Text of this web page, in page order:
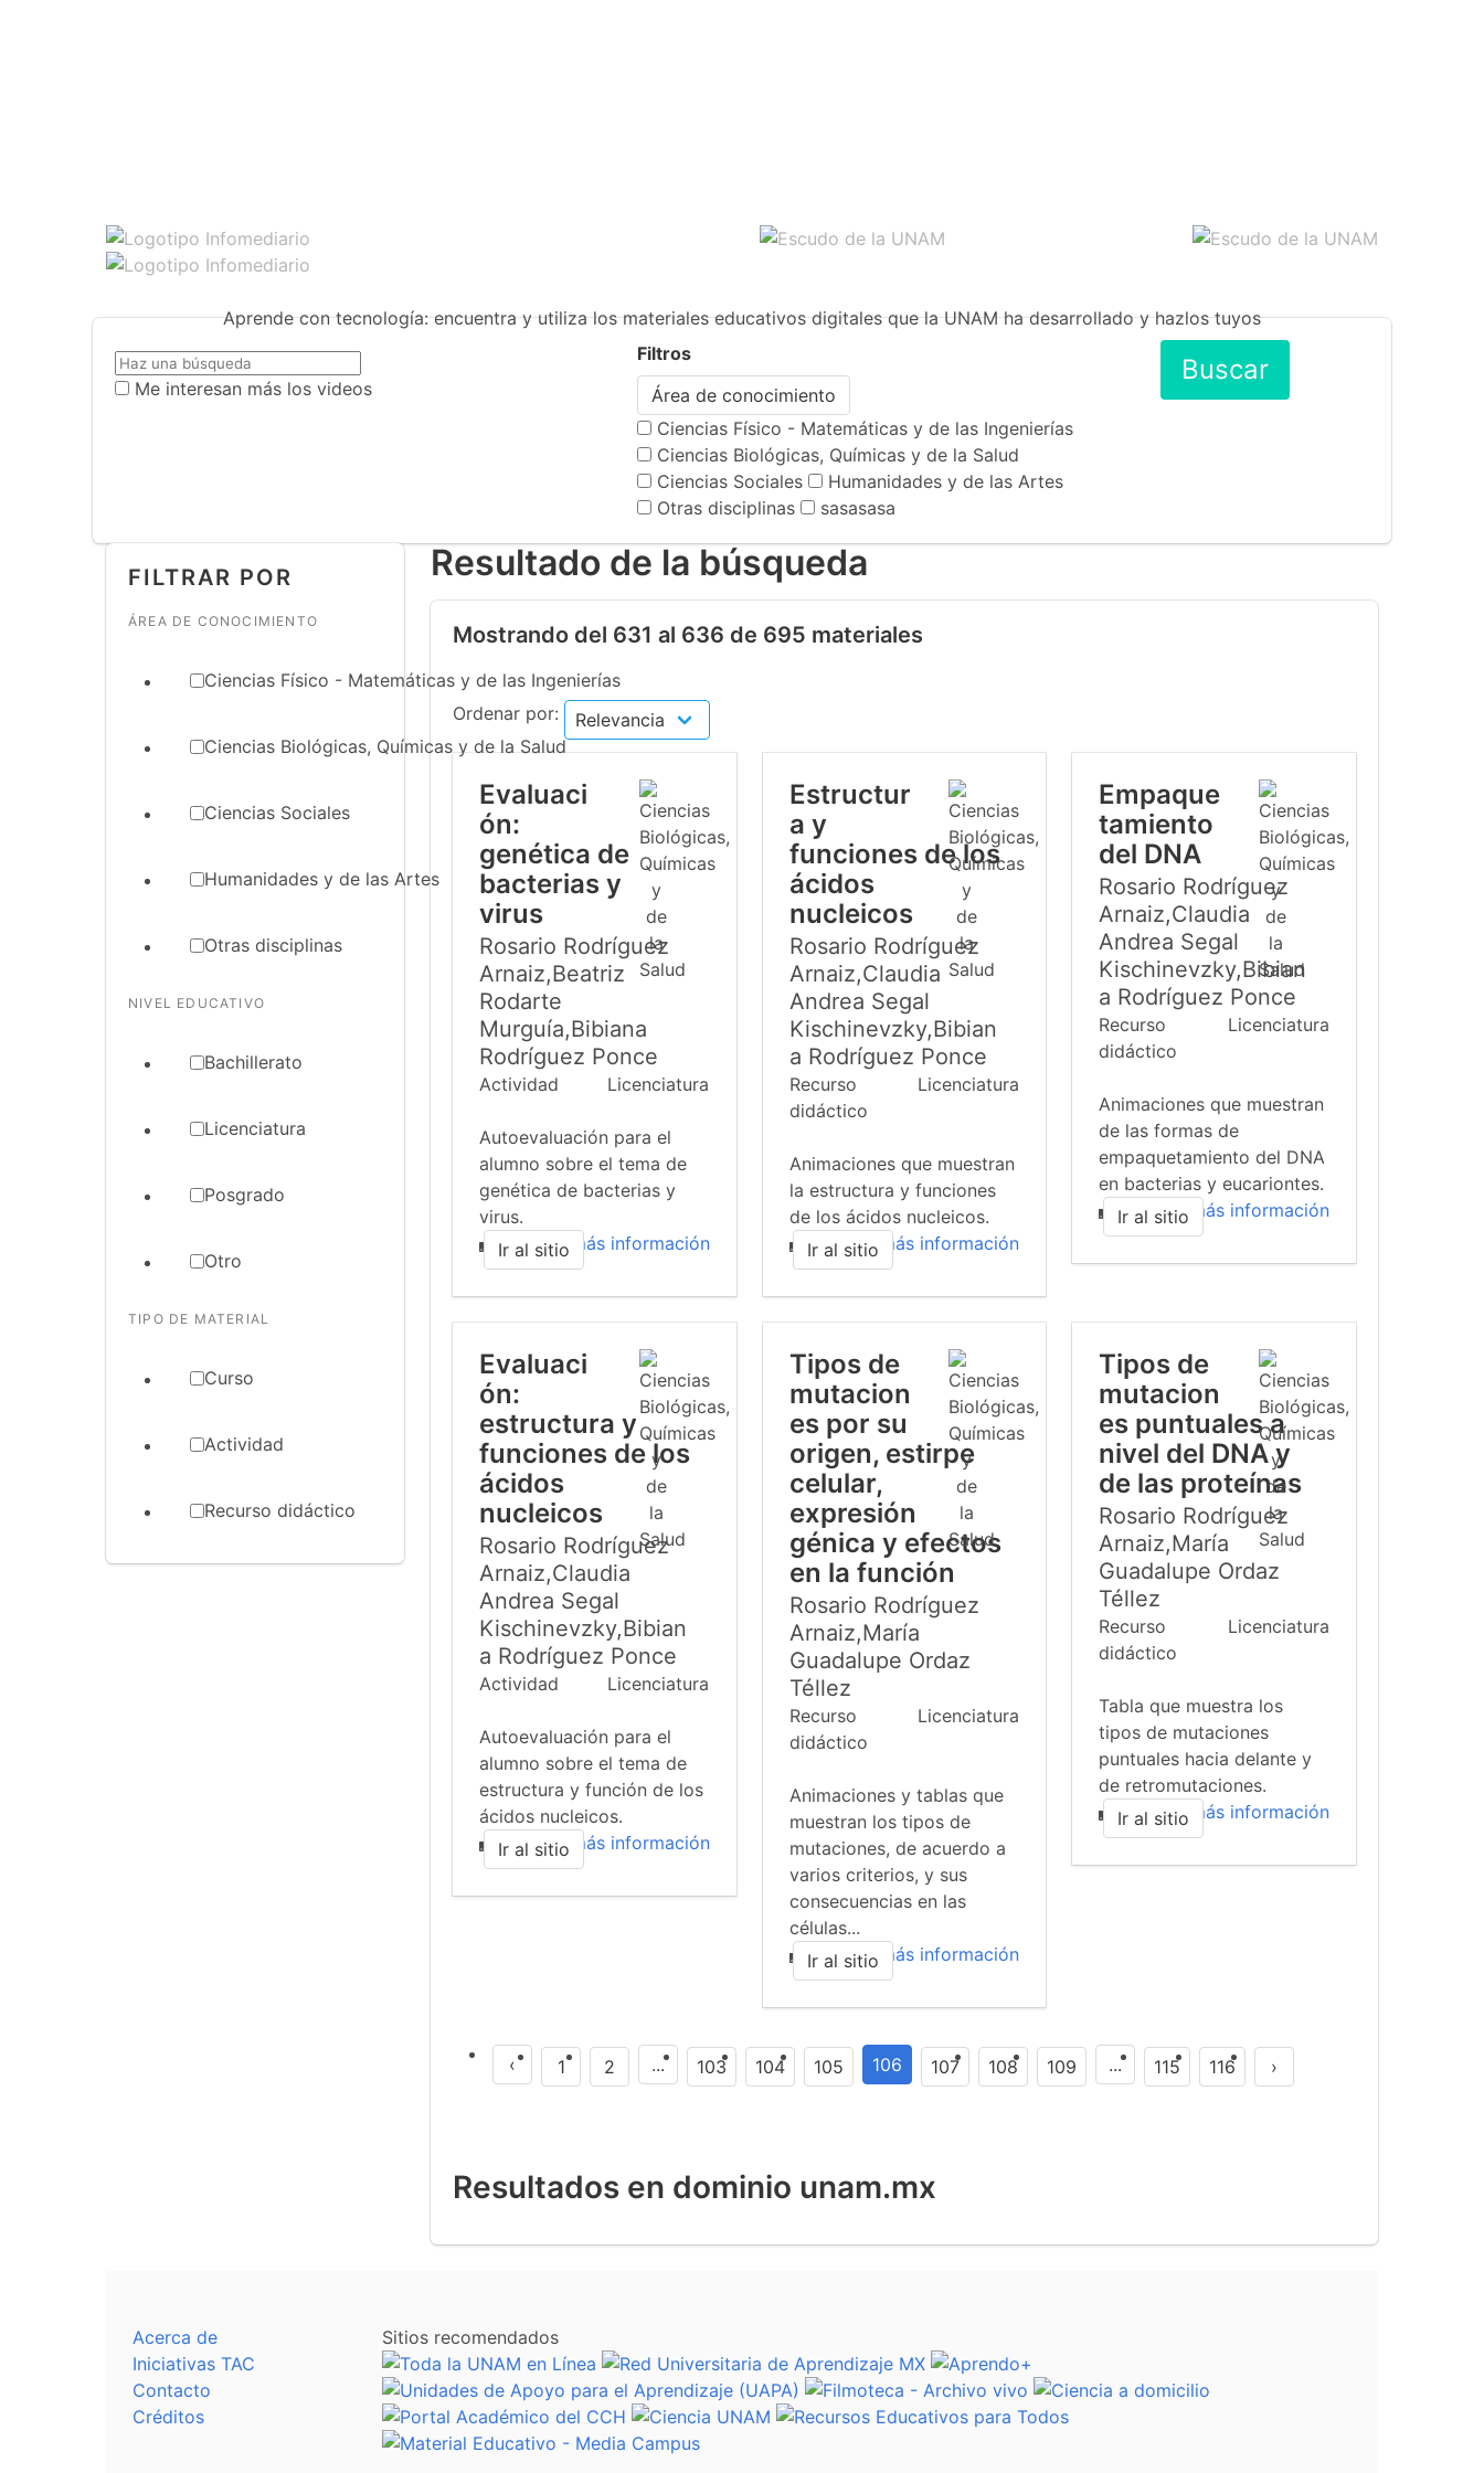
Aprende con tecnología: encuentra y utiliza los materiales educativos digitales que la UNAM ha desarrollado y hazlos tuyos
Me interesan más los videos
Filtros
Área de conocimiento
Ciencias Físico - Matemáticas y de las Ingenierías
Ciencias Biológicas, Químicas y de la Salud
Ciencias Sociales
Humanidades y de las Artes
Otras disciplinas
sasasasa
Buscar
FILTRAR POR
ÁREA DE CONOCIMIENTO
Ciencias Físico - Matemáticas y de las Ingenierías
Ciencias Biológicas, Químicas y de la Salud
Ciencias Sociales
Humanidades y de las Artes
Otras disciplinas
NIVEL EDUCATIVO
Bachillerato
Licenciatura
Posgrado
Otro
TIPO DE MATERIAL
Curso
Actividad
Recurso didáctico
Resultado de la búsqueda
Mostrando del 631 al 636 de 695 materiales
Ordenar por:
Evaluaci
ón:
genética de
bacterias y
virus
Rosario Rodríguez
Arnaiz,Beatriz
Rodarte
Murguía,Bibiana
Rodríguez Ponce
Actividad Licenciatura
Autoevaluación para el
alumno sobre el tema de
genética de bacterias y
virus.
más información
Ir al sitio
Estructur
a y
funciones de los
ácidos
nucleicos
Rosario Rodríguez
Arnaiz,Claudia
Andrea Segal
Kischinevzky,Bibian
a Rodríguez Ponce
Recurso
didáctico
Licenciatura
Animaciones que muestran
la estructura y funciones
de los ácidos nucleicos.
más información
Ir al sitio
Empaque
tamiento
del DNA
Rosario Rodríguez
Arnaiz,Claudia
Andrea Segal
Kischinevzky,Bibian
a Rodríguez Ponce
Recurso
didáctico
Licenciatura
Animaciones que muestran
de las formas de
empaquetamiento del DNA
en bacterias y eucariontes.
más información
Ir al sitio
Evaluaci
ón:
estructura y
funciones de los
ácidos
nucleicos
Rosario Rodríguez
Arnaiz,Claudia
Andrea Segal
Kischinevzky,Bibian
a Rodríguez Ponce
Actividad Licenciatura
Autoevaluación para el
alumno sobre el tema de
estructura y función de los
ácidos nucleicos.
más información
Ir al sitio
Tipos de
mutacion
es por su
origen, estirpe
celular,
expresión
génica y efectos
en la función
Rosario Rodríguez
Arnaiz,María
Guadalupe Ordaz
Téllez
Recurso
didáctico
Licenciatura
Animaciones y tablas que
muestran los tipos de
mutaciones, de acuerdo a
varios criterios, y sus
consecuencias en las
células...
más información
Ir al sitio
Tipos de
mutacion
es puntuales a
nivel del DNA y
de las proteínas
Rosario Rodríguez
Arnaiz,María
Guadalupe Ordaz
Téllez
Recurso
didáctico
Licenciatura
Tabla que muestra los
tipos de mutaciones
puntuales hacia delante y
de retromutaciones.
más información
Ir al sitio
‹ 1 2 ... 103 104 105 106 107 108 109 ... 115 116 ›
Resultados en dominio unam.mx
Acerca de
Iniciativas TAC
Contacto
Créditos
Sitios recomendados